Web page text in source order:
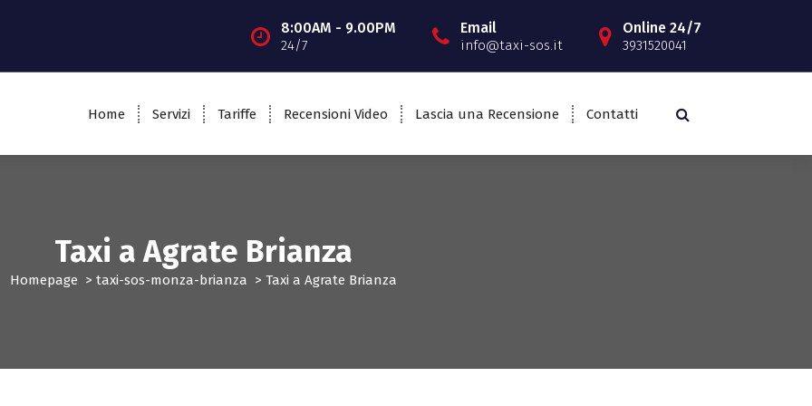
8:00AM - 9.00PM
24/7
Email
info@taxi-sos.it
Online 24/7
3931520041
Home Servizi Tariffe Recensioni Video Lascia una Recensione Contatti
Taxi a Agrate Brianza
Homepage > taxi-sos-monza-brianza > Taxi a Agrate Brianza